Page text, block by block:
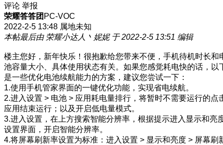
评论 举报
荣耀答答团 PC-VOC
2022-2-5 13:48 属地未知
本帖最后由 荣耀小达人丶妮妮 于 2022-2-5 13:51 编辑
楼主您好，新年快乐！很抱歉给您带来不便，手机待机时长和
池容量大小、具体使用状态有关。如果您感觉耗电快的话，以
是一些优化电池续航能力的方案，建议您尝试一下：
1.使用手机管家界面的一键优化功能，实现省电续航。
2.进入设置 > 电池 > 应用耗电量排行，将暂时不需要运行的点
应用结束运行；以及开启低电量模式。
3.进入设置，在上方搜索智能分辨率，根据提示进入显示和亮
设置界面，开启智能分辨率。
4.将屏幕刷新率设置为标准：进入设置 > 显示和亮度 > 屏幕刷